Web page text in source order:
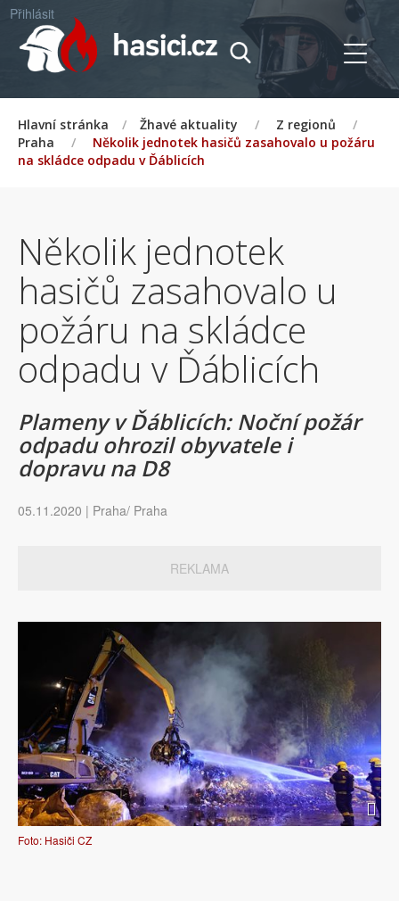
Přihlásit
Hlavní stránka / Žhavé aktuality / Z regionů
/
Praha
/
Několik jednotek hasičů zasahovalo u požáru
na skládce odpadu v Ďáblicích
Několik jednotek
hasičů zasahovalo u
požáru na skládce
odpadu v Ďáblicích
Plameny v Ďáblicích: Noční požár
odpadu ohrozil obyvatele i
dopravu na D8
05.11.2020 | Praha/ Praha
REKLAMA
Foto: Hasiči CZ